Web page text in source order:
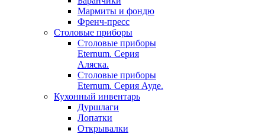
Мармиты и фондю
Френч-пресс
Столовые приборы
Столовые приборы
Eternum. Серия
Аляска.
Столовые приборы
Eternum. Серия Ауде.
Кухонный инвентарь
Дуршлаги
Лопатки
Открывалки